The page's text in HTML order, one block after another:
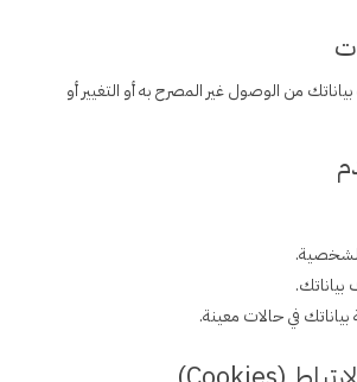
بياناتك من الوصول غير المصرح به أو التغيير أو
في حالات معينة.